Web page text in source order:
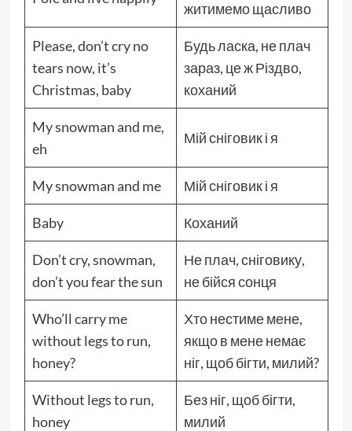
житимемо щасливо
Please, don’t cry no
tears now, it’s
Christmas, baby
Будь ласка, не плач
зараз, це ж Різдво,
коханий
My snowman and me,
eh
Мій сніговик і я
My snowman and me Мій сніговик і я
Baby Коханий
Don’t cry, snowman,
don’t you fear the sun
Не плач, сніговику,
не бійся сонця
Who’ll carry me
without legs to run,
honey?
Хто нестиме мене,
якщо в мене немає
ніг, щоб бігти, милий?
Without legs to run,
honey
Без ніг, щоб бігти,
милий